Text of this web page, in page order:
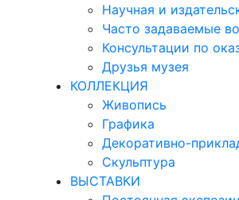
Научная и
Часто задаваемые
Консультации по
Друзья музея
КОЛЛЕКЦИЯ
Живопись
Графика
Декоративно-
Скульптура
ВЫСТАВКИ